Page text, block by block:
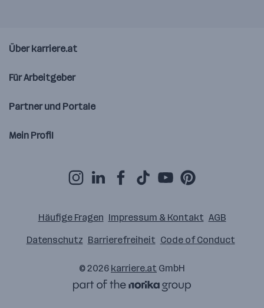
Über karriere.at
Für Arbeitgeber
Partner und Portale
Mein Profil
Häufige Fragen Impressum & Kontakt AGB
Datenschutz Barrierefreiheit Code of Conduct
© 2026 karriere.at GmbH